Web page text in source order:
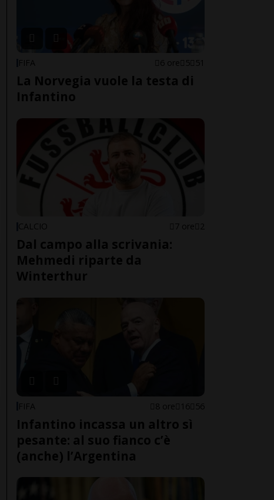
FIFA 6 ore 5 51
La Norvegia vuole la testa di
Infantino
CALCIO 7 ore 2
Dal campo alla scrivania:
Mehmedi riparte da
Winterthur
FIFA 8 ore 16 56
Infantino incassa un altro sì
pesante: al suo fianco c’è
(anche) l’Argentina